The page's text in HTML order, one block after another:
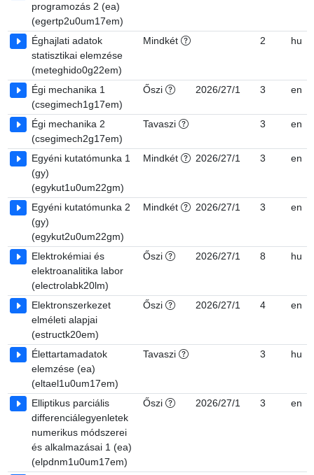
programozás 2 (ea)
(egertp2u0um17em)
Éghajlati adatok
statisztikai elemzése
(meteghido0g22em)
Mindkét 2 hu
Égi mechanika 1
(csegimech1g17em)
Őszi 2026/27/1 3 en
Égi mechanika 2
(csegimech2g17em)
Tavaszi 3 en
Egyéni kutatómunka 1
(gy)
(egykut1u0um22gm)
Mindkét 2026/27/1 3 en
Egyéni kutatómunka 2
(gy)
(egykut2u0um22gm)
Mindkét 2026/27/1 3 en
Elektrokémiai és
elektroanalitika labor
(electrolabk20lm)
Őszi 2026/27/1 8 hu
Elektronszerkezet
elméleti alapjai
(estructk20em)
Őszi 2026/27/1 4 en
Élettartamadatok
elemzése (ea)
(eltael1u0um17em)
Tavaszi 3 hu
Elliptikus parciális
differenciálegyenletek
numerikus módszerei
és alkalmazásai 1 (ea)
(elpdnm1u0um17em)
Őszi 2026/27/1 3 en